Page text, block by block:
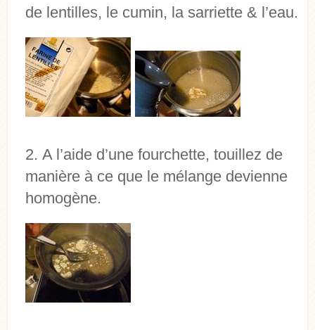
de lentilles, le cumin, la sarriette & l’eau.
A l’aide d’une fourchette, touillez de
manière à ce que le mélange devienne
homogène.